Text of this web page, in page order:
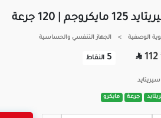
مايكروجم | 120 جرعة
الوصفية > الجهاز التنفسي والحساسية
112

5 النقاط
سيريتايد
جرعة مايكرو